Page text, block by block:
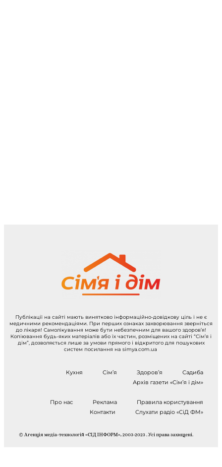
Публікації на сайті мають винятково інформаційно-довідкову ціль і не є
медичними рекомендаціями. При перших ознаках захворювання зверніться
до лікаря! Самолікування може бути небезпечним для вашого здоров’я!
Копіювання будь-яких матеріалів або їх частин, розміщених на сайті “Сім’я і
дім”, дозволяється лише за умови прямого і відкритого для пошукових
систем посилання на simya.com.ua
Кухня Сім’я Здоров’я
Садиба
Архів газети «Сім’я і дім»
Про нас Реклама
Правила користування
Контакти
Слухати радіо «СіД ФМ»
© Агенція медіа-технологій «СІД ІНФОРМ», 2003-2023 . Усі права захищені.